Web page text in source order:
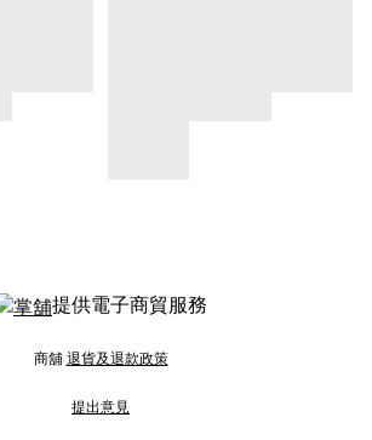
提供電子商貿服務
商舖 退貨及退款政策
提出意見